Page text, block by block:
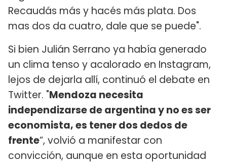
Recaudás más y hacés más plata. Dos
mas dos da cuatro, dale que se puede".
Si bien Julián Serrano ya había generado
un clima tenso y acalorado en Instagram,
lejos de dejarla allí, continuó el debate en
Twitter. "Mendoza necesita
independizarse de argentina y no es ser
economista, es tener dos dedos de
frente”, volvió a manifestar con
convicción, aunque en esta oportunidad